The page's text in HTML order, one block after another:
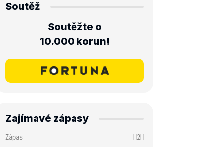
Soutěž
Soutěžte o
10.000 korun!
Zajímavé zápasy
Zápas
H2H